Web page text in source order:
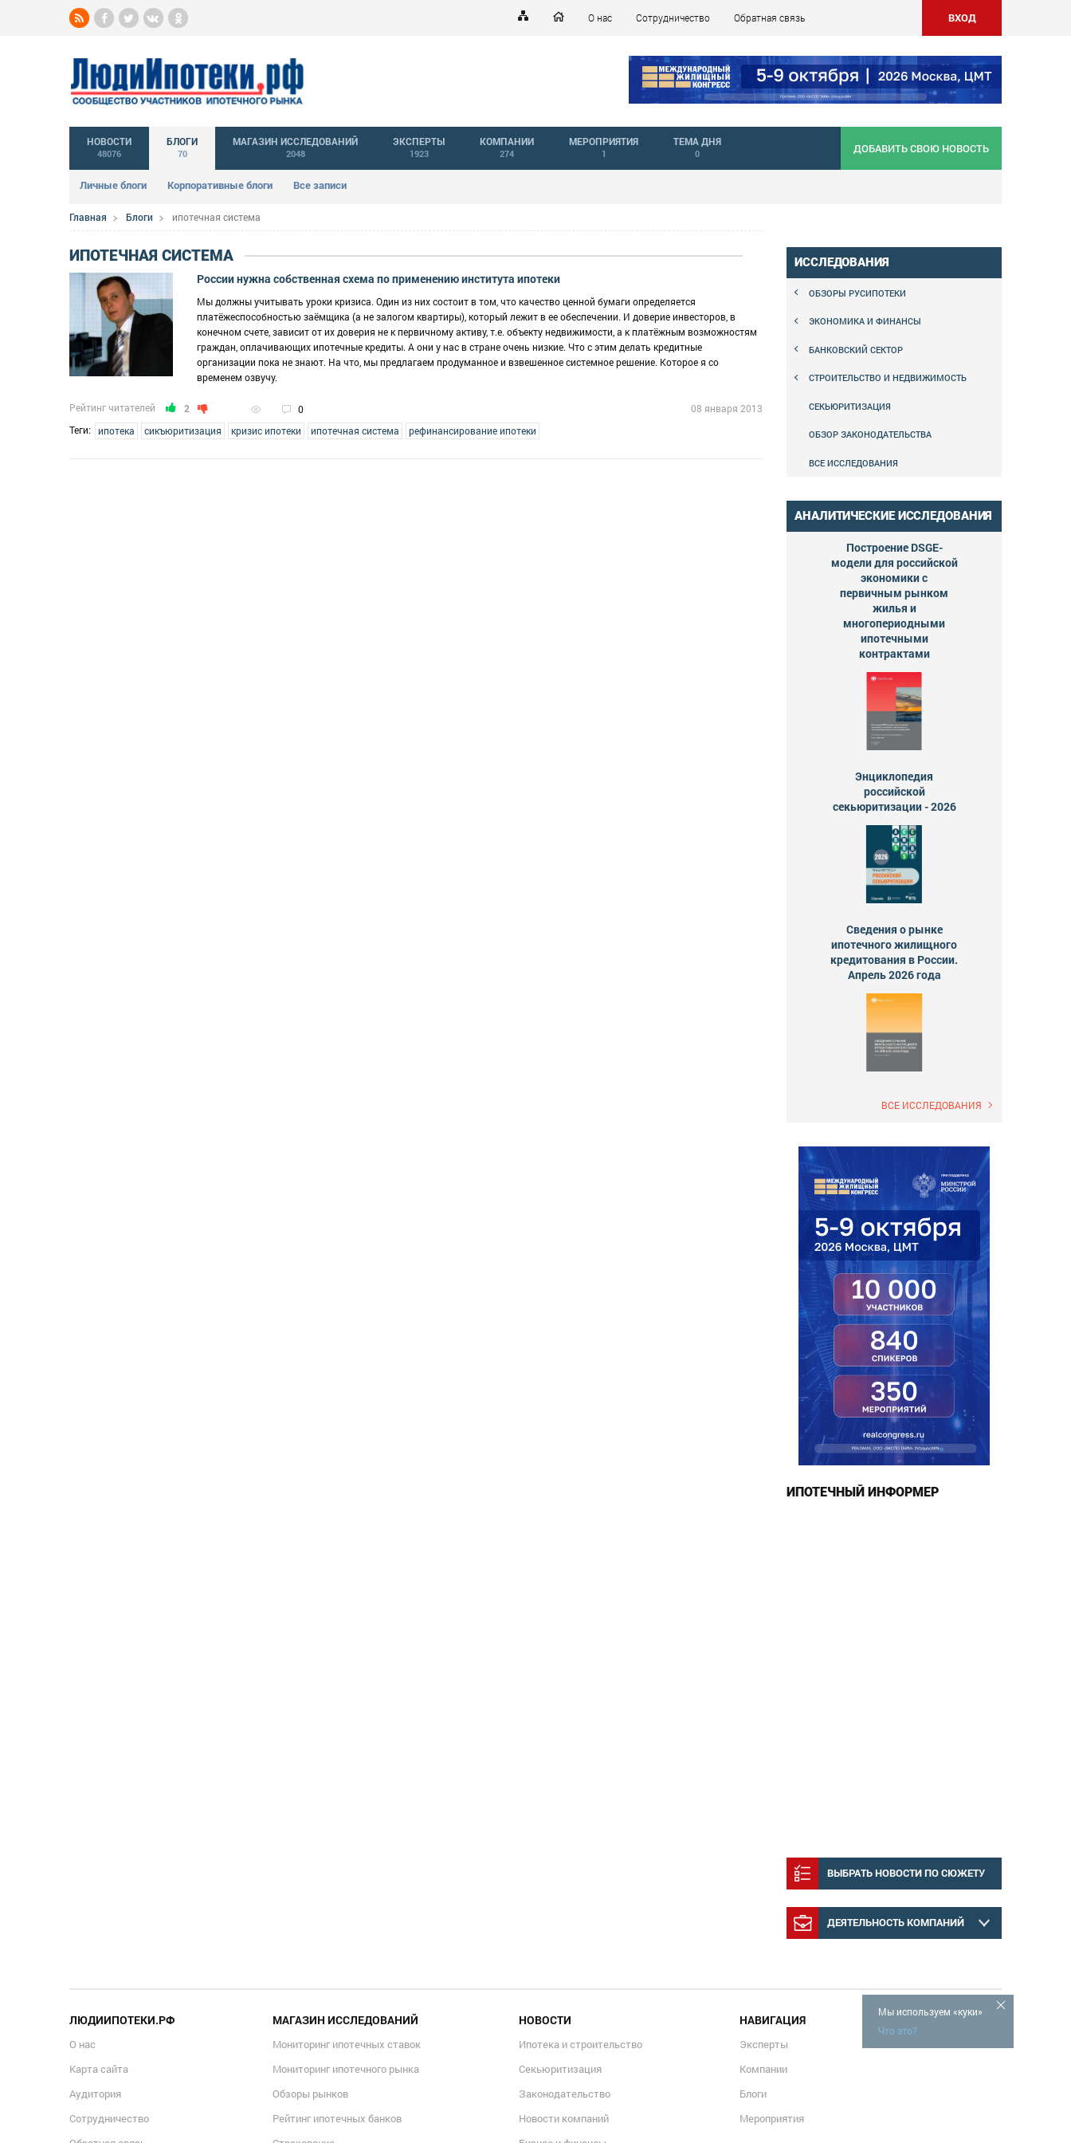
О нас Сотрудничество Обратная связь ВХОД
НОВОСТИ
48076
БЛОГИ
70
Личные блоги Корпоративные блоги Все записи
МАГАЗИН ИССЛЕДОВАНИЙ
2048
ЭКСПЕРТЫ
1923
КОМПАНИИ
274
МЕРОПРИЯТИЯ
1
ТЕМА ДНЯ
0 ДОБАВИТЬ СВОЮ НОВОСТЬ
Главная Блоги ипотечная система
ИПОТЕЧНАЯ СИСТЕМА
России нужна собственная схема по применению института ипотеки
Мы должны учитывать уроки кризиса. Один из них состоит в том, что качество ценной бумаги определяется
платёжеспособностью заёмщика (а не залогом квартиры), который лежит в ее обеспечении. И доверие инвесторов, в
конечном счете, зависит от их доверия не к первичному активу, т.е. объекту недвижимости, а к платёжным возможностям
граждан, оплачивающих ипотечные кредиты. А они у нас в стране очень низкие. Что с этим делать кредитные
организации пока не знают. На что, мы предлагаем продуманное и взвешенное системное решение. Которое я со
временем озвучу.
Рейтинг читателей 2 0
08 января 2013
Теги:
ипотека сикъюритизация кризис ипотеки ипотечная система рефинансирование ипотеки
ИССЛЕДОВАНИЯ
ОБЗОРЫ РУСИПОТЕКИ
ЭКОНОМИКА И ФИНАНСЫ
БАНКОВСКИЙ СЕКТОР
СТРОИТЕЛЬСТВО И НЕДВИЖИМОСТЬ
СЕКЬЮРИТИЗАЦИЯ
ОБЗОР ЗАКОНОДАТЕЛЬСТВА
ВСЕ ИССЛЕДОВАНИЯ
АНАЛИТИЧЕСКИЕ ИССЛЕДОВАНИЯ
Построение DSGE-
модели для российской
экономики с
первичным рынком
жилья и
многопериодными
ипотечными
контрактами
Энциклопедия
российской
секьюритизации - 2026
Сведения о рынке
ипотечного жилищного
кредитования в России.
Апрель 2026 года
ВСЕ ИССЛЕДОВАНИЯ
ИПОТЕЧНЫЙ ИНФОРМЕР
ВЫБРАТЬ НОВОСТИ ПО СЮЖЕТУ
ДЕЯТЕЛЬНОСТЬ КОМПАНИЙ
Мы используем «куки»
Что это?
ЛЮДИИПОТЕКИ.РФ
О нас
Карта сайта
Аудитория
Сотрудничество
МАГАЗИН ИССЛЕДОВАНИЙ
Мониторинг ипотечных ставок
Мониторинг ипотечного рынка
Обзоры рынков
Рейтинг ипотечных банков
НОВОСТИ
Ипотека и строительство
Секьюритизация
Законодательство
Новости компаний
НАВИГАЦИЯ
Эксперты
Компании
Блоги
Мероприятия